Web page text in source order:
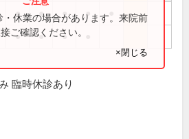
● ● ● ●
● ● ●
休業の場合があります。来院前
ご確認ください。
×閉じる
臨時休診あり